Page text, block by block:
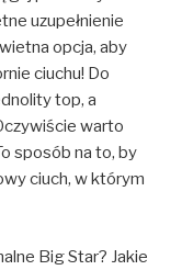
uzupełnienie
opcja, aby
ciuchu! Do
top, a
warto
sposób na to, by
ciuch, w którym
Big Star? Jakie